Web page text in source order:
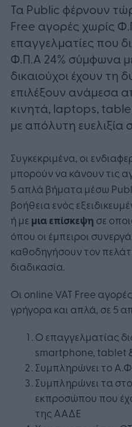
Τα Public φέρνουν
Free αγορές χωρίς
επαγγελματίες που
Φ.Π.Α 24% σύμφωνα
δικαιούχοι έχουν τη
επιλέξουν ανάμεσα
κινητά, laptops,
με απόλυτη
Συγκεκριμένα, οι
μπορούν να κάνουν τις
5 απλά βήματα μέσω
βοήθεια ενός
ή με μια επίσκεψη σε
όπου οι έμπειροι
καθοδηγήσουν τον
διαδικασία.
Οι online VAT Free
γρήγορα και απλά, σε 5
Ο επαγγελματίας
smartphone, tablet
Συμπληρώνει το
Συμπληρώνει τα
εκπροσώπου που
της ΑΑΔΕ
Η Τεχνητή Νοημοσύνη: το
λειτουργικό σύστημα της
επιχείρησης